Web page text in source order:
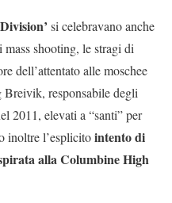
si celebravano anche
mass shooting, le stragi di
dell’attentato alle moschee
responsabile degli
2011, elevati a “santi” per
inoltre l’esplicitointento di
alla Columbine High